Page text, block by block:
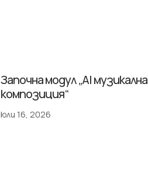
Започна модул „AI музикална
композиция“
юли 16, 2026